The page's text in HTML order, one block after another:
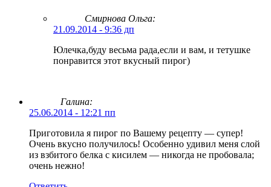
Смирнова Ольга:
21.09.2014 - 9:36 дп
Юлечка,буду весьма рада,если и вам, и тетушке
понравится этот вкусный пирог)
Галина:
25.06.2014 - 12:21 пп
Приготовила я пирог по Вашему рецепту — супер!
Очень вкусно получилось! Особенно удивил меня слой
из взбитого белка с кисилем — никогда не пробовала;
очень нежно!